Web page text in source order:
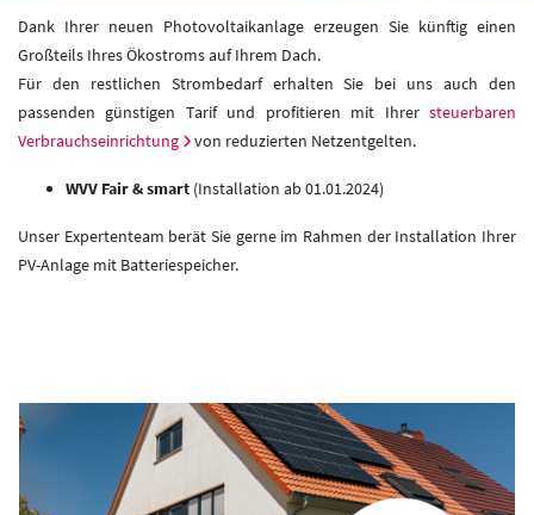
Dank Ihrer neuen Photovoltaikanlage erzeugen Sie künftig einen
Großteils Ihres Ökostroms auf Ihrem Dach.
Für den restlichen Strombedarf erhalten Sie bei uns auch den
passenden günstigen Tarif und profitieren mit Ihrer steuerbaren
Verbrauchseinrichtung
von reduzierten Netzentgelten.
WVV Fair & smart (Installation ab 01.01.2024)
Unser Expertenteam berät Sie gerne im Rahmen der Installation Ihrer
PV-Anlage mit Batteriespeicher.